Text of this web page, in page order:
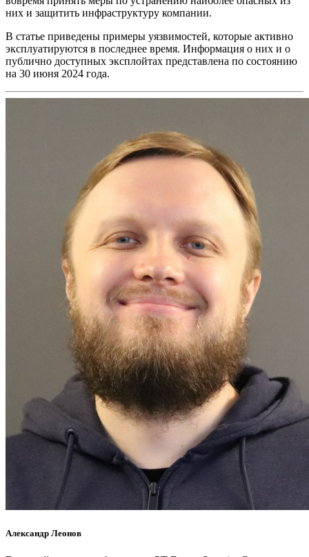
них и защитить инфраструктуру компании.
В статье приведены примеры уязвимостей, которые активно
эксплуатируются в последнее время. Информация о них и о
публично доступных эксплойтах представлена по состоянию
на 30 июня 2024 года.
Александр Леонов